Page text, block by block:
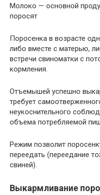
Молоко — основной
поросят
Поросенка в возрасте
либо вместе с матерью,
встречи свиноматки с
кормления.
Отъемышей успешно
требует
неукоснительного
объема потребляемой
Режим позволит
переедать (переедание
свиней).
Выкармливание